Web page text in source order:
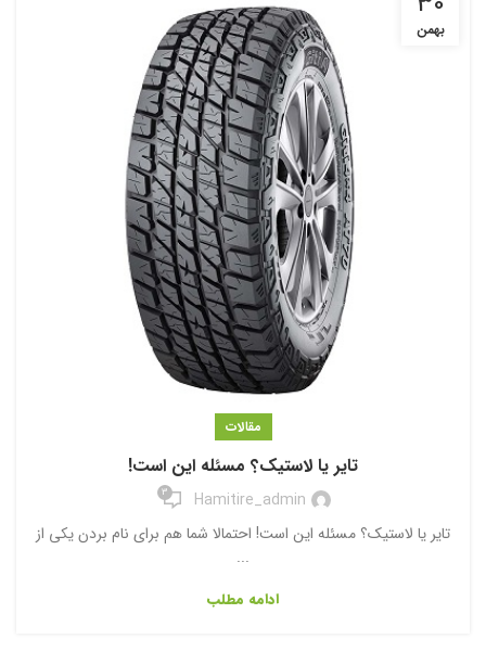
بهمن
مقالات
تایر یا لاستیک؟ مسئله این است!
Hamitire_admin
3
تایر یا لاستیک؟ مسئله این است! احتمالا شما هم برای نام بردن یکی از
...
ادامه مطلب